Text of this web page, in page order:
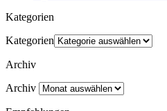
Kategorien
Kategorien
Archiv
Archiv